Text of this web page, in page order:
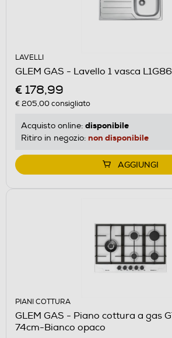
LAVELLI
GLEM GAS - Lavello 1 vasca
€ 178,99
€ 205,00consigliato
Acquisto online: disponibile
Ritiro in negozio: non disponibile
AGGIUNGI
PIANI COTTURA
GLEM GAS - Piano cottura a gas
74cm-Bianco opaco